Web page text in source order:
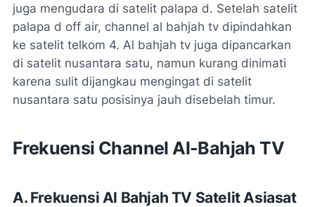
juga mengudara di satelit palapa d. Setelah satelit
palapa d off air, channel al bahjah tv dipindahkan
ke satelit telkom 4. Al bahjah tv juga dipancarkan
di satelit nusantara satu, namun kurang dinimati
karena sulit dijangkau mengingat di satelit
nusantara satu posisinya jauh disebelah timur.
Frekuensi Channel Al-Bahjah TV
A. Frekuensi Al Bahjah TV Satelit Asiasat